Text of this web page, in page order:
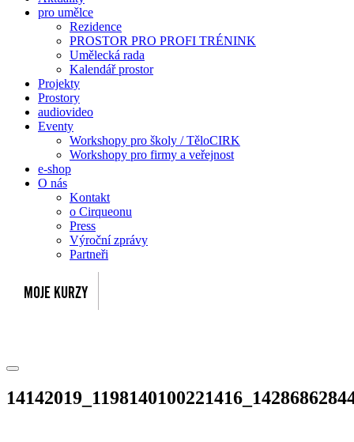
pro umělce
Rezidence
PROSTOR PRO PROFI TRÉNINK
Umělecká rada
Kalendář prostor
Projekty
Prostory
audiovideo
Eventy
Workshopy pro školy / TěloCIRK
Workshopy pro firmy a veřejnost
e-shop
O nás
Kontakt
o Cirqueonu
Press
Výroční zprávy
Partneři